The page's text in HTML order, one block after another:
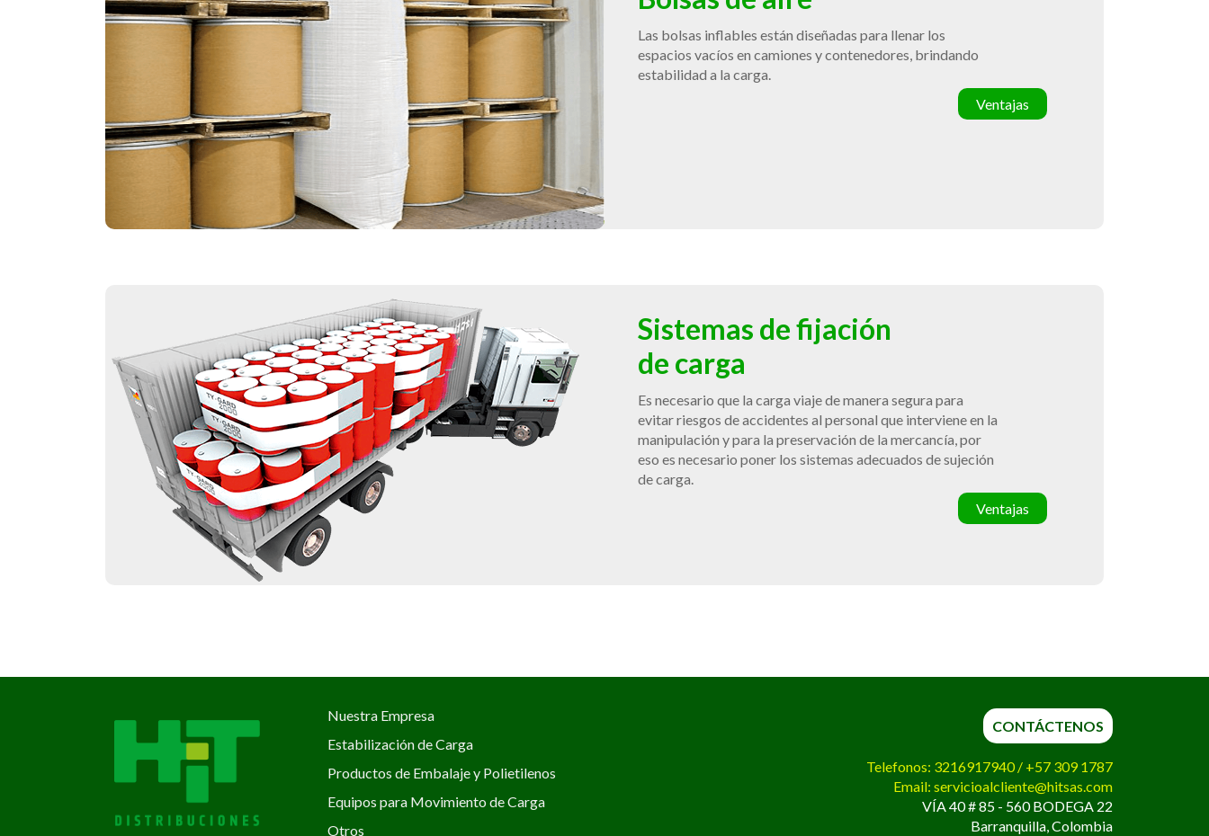
Las bolsas inflables están diseñadas para llenar los
espacios vacíos en camiones y contenedores, brindando
estabilidad a la carga.
Ventajas
Sistemas de fijación
de carga
Es necesario que la carga viaje de manera segura para
evitar riesgos de accidentes al personal que interviene en la
manipulación y para la preservación de la mercancía, por
eso es necesario poner los sistemas adecuados de sujeción
de carga.
Ventajas
Nuestra Empresa
Estabilización de Carga
Productos de Embalaje y Polietilenos
Equipos para Movimiento de Carga
Otros
CONTÁCTENOS
Telefonos: 3216917940 / +57 309 1787
Email: servicioalcliente@hitsas.com
VÍA 40 # 85 - 560 BODEGA 22
Barranquilla, Colombia